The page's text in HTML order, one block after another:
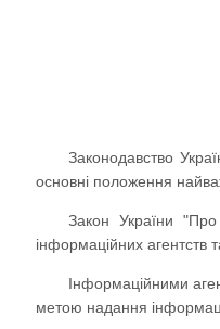
Законодавство
основні положення
Закон України "Про
інформаційних агентств
Інформаційними
метою надання